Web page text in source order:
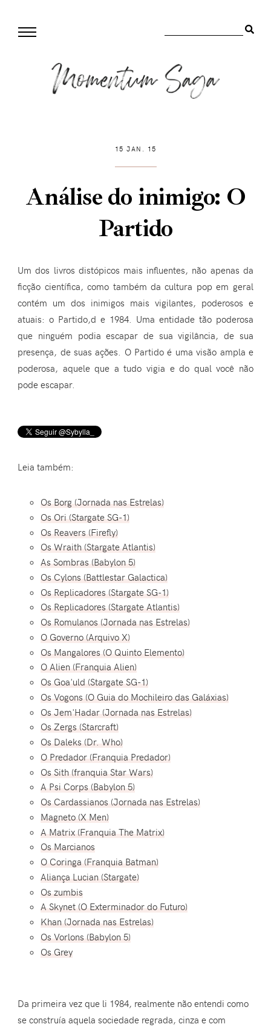
15 JAN. 15
Análise do inimigo: O
Partido
Um dos livros distópicos mais influentes, não apenas da
ficção científica, como também da cultura pop em geral
contém um dos inimigos mais vigilantes, poderosos e
atuais: o Partido,d e 1984. Uma entidade tão poderosa
que ninguém podia escapar de sua vigilância, de sua
presença, de suas ações. O Partido é uma visão ampla e
poderosa, aquele que a tudo vigia e do qual você não
pode escapar.
Leia também:
Os Borg (Jornada nas Estrelas)
Os Ori (Stargate SG-1)
Os Reavers (Firefly)
Os Wraith (Stargate Atlantis)
As Sombras (Babylon 5)
Os Cylons (Battlestar Galactica)
Os Replicadores (Stargate SG-1)
Os Replicadores (Stargate Atlantis)
Os Romulanos (Jornada nas Estrelas)
O Governo (Arquivo X)
Os Mangalores (O Quinto Elemento)
O Alien (Franquia Alien)
Os Goa'uld (Stargate SG-1)
Os Vogons (O Guia do Mochileiro das Galáxias)
Os Jem'Hadar (Jornada nas Estrelas)
Os Zergs (Starcraft)
Os Daleks (Dr. Who)
O Predador (Franquia Predador)
Os Sith (franquia Star Wars)
A Psi Corps (Babylon 5)
Os Cardassianos (Jornada nas Estrelas)
Magneto (X Men)
A Matrix (Franquia The Matrix)
Os Marcianos
O Coringa (Franquia Batman)
Aliança Lucian (Stargate)
Os zumbis
A Skynet (O Exterminador do Futuro)
Khan (Jornada nas Estrelas)
Os Vorlons (Babylon 5)
Os Grey
Da primeira vez que li 1984, realmente não entendi como
se construía aquela sociedade regrada, cinza e com